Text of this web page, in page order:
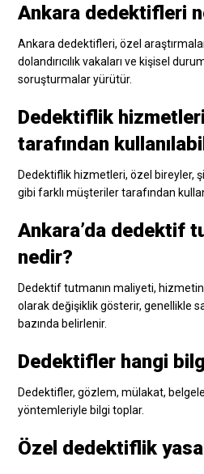
Ankara dedektifleri
Ankara dedektifleri, özel
dolandırıcılık vakaları ve kişisel
soruşturmalar yürütür.
Dedektiflik
tarafından
Dedektiflik hizmetleri, özel bireyler,
gibi farklı müşteriler tarafından
Ankara’da dedektif
nedir?
Dedektif tutmanın maliyeti, hizmetin
olarak değişiklik gösterir, genellikle
bazında belirlenir.
Dedektifler hangi
Dedektifler, gözlem, mülakat,
yöntemleriyle bilgi toplar.
Özel dedektiflik